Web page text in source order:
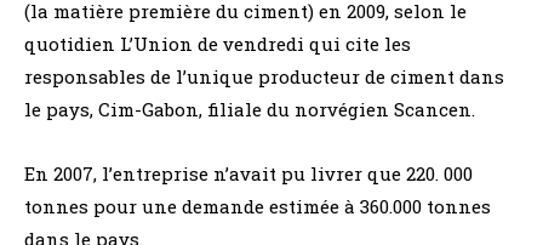
(la matière première du ciment) en 2009, selon le
quotidien L’Union de vendredi qui cite les
responsables de l’unique producteur de ciment dans
le pays, Cim-Gabon, filiale du norvégien Scancen.
En 2007, l’entreprise n’avait pu livrer que 220. 000
tonnes pour une demande estimée à 360.000 tonnes
dans le pays.